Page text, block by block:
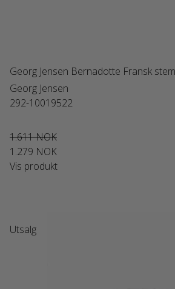
Georg Jensen Bernadotte Fransk
Georg Jensen
292-10019522
1.611 NOK
1.279 NOK
Vis produkt
Utsalg